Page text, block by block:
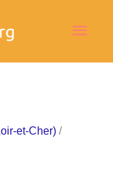
et-Cher) /